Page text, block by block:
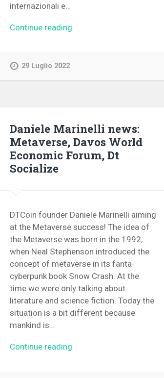
internazionali e…
Continue reading
29 Luglio 2022
Daniele Marinelli news:
Metaverse, Davos World
Economic Forum, Dt
Socialize
DTCoin founder Daniele Marinelli aiming
at the Metaverse success! The idea of
the Metaverse was born in the 1992,
when Neal Stephenson introduced the
concept of metaverse in its fanta-
cyberpunk book Snow Crash. At the
time we were only talking about
literature and science fiction. Today the
situation is a bit different because
mankind is…
Continue reading